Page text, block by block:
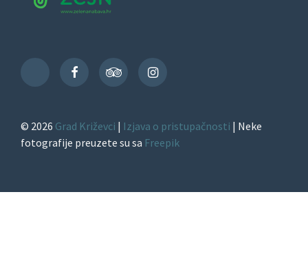
TikTok
FacebookTripAdvisorInstagram
© 2026 Grad Križevci | Izjava o pristupačnosti | Neke
fotografije preuzete su sa Freepik